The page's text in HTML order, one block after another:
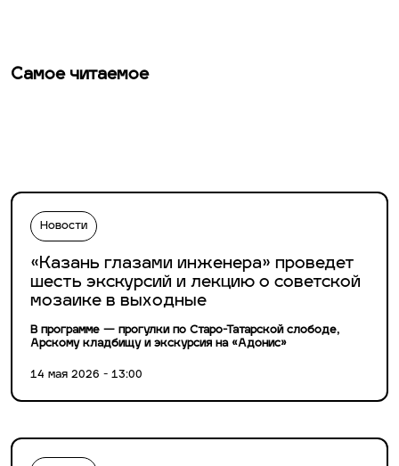
Самое читаемое
Новости
«Казань глазами инженера» проведет
шесть экскурсий и лекцию о советской
мозаике в выходные
В программе — прогулки по Старо-Татарской слободе,
Арскому кладбищу и экскурсия на «Адонис»
14 мая 2026 - 13:00